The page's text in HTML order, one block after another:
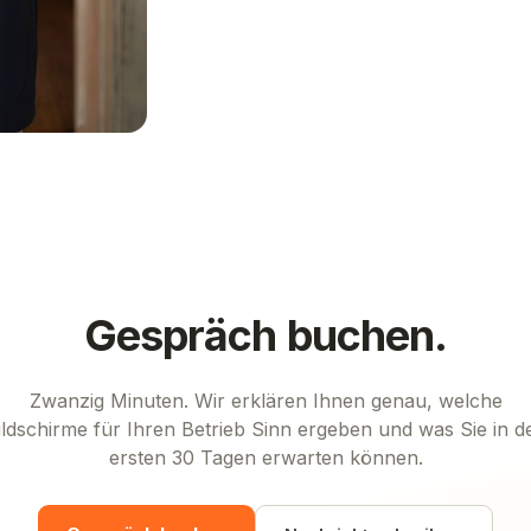
Gespräch buchen.
Zwanzig Minuten. Wir erklären Ihnen genau, welche
für Ihren Betrieb Sinn ergeben und was Sie in
ersten 30 Tagen erwarten können.